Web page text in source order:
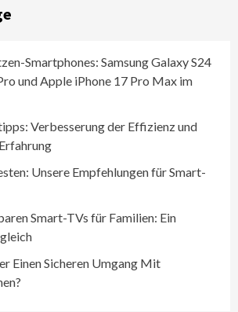
Smartphones: Samsung Galaxy S24
und Apple iPhone 17 Pro Max im
Verbesserung der Effizienz und
Unsere Empfehlungen für Smart-
Smart-TVs für Familien: Ein
Einen Sicheren Umgang Mit